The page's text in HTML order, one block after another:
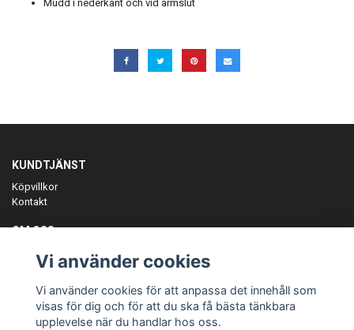
Mudd i nederkant och vid ärmslut
KUNDTJÄNST
Köpvillkor
Kontakt
OM OSS
ANMÄL DIG TILL VÅRT NYHETSBREV
Prenumerera
Vi använder cookies
Vi använder cookies för att anpassa det innehåll som
visas för dig och för att du ska få bästa tänkbara
upplevelse när du handlar hos oss.